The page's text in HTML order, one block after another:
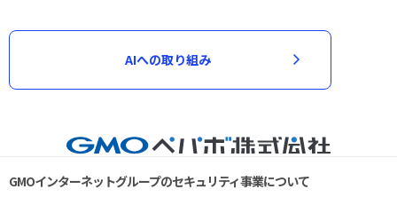
AIへの取り組み
GMOインターネットグループのセキュリティ事業について